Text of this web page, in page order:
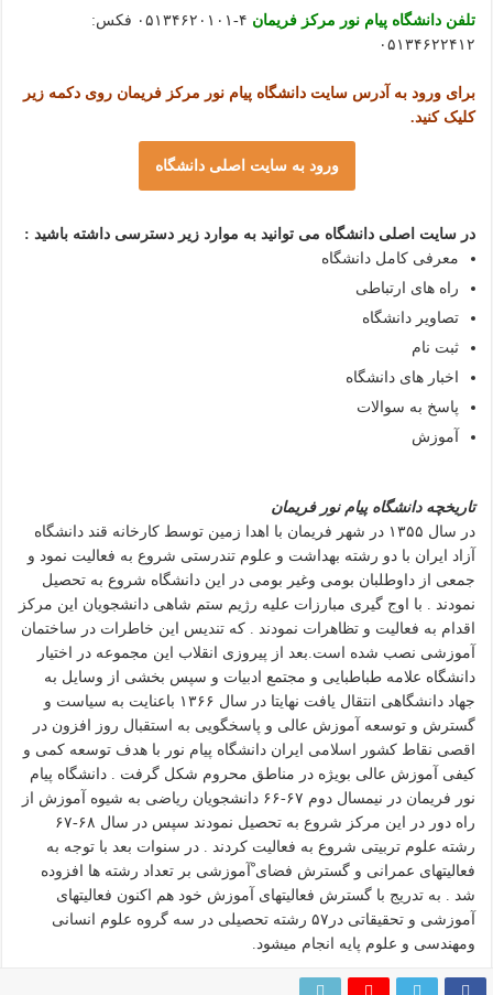
تلفن دانشگاه پیام نور مرکز فریمان
۴-۰۵۱۳۴۶۲۰۱۰۱ فکس:
۰۵۱۳۴۶۲۲۴۱۲
برای ورود به آدرس سایت دانشگاه پیام نور مرکز فریمان روی دکمه زیر
کلیک کنید.
ورود به سایت اصلی دانشگاه
در سایت اصلی دانشگاه می توانید به موارد زیر دسترسی داشته باشید :
معرفی کامل دانشگاه
راه های ارتباطی
تصاویر دانشگاه
ثبت نام
اخبار های دانشگاه
پاسخ به سوالات
آموزش
تاریخچه دانشگاه پیام نور فریمان
در سال ۱۳۵۵ در شهر فریمان با اهدا زمین توسط کارخانه قند دانشگاه
آزاد ایران با دو رشته بهداشت و علوم تندرستی شروع به فعالیت نمود و
جمعی از داوطلبان بومی وغیر بومی در این دانشگاه شروع به تحصیل
نمودند . با اوج گیری مبارزات علیه رژیم ستم شاهی دانشجویان این مرکز
اقدام به فعالیت و تظاهرات نمودند . که تندیس این خاطرات در ساختمان
آموزشی نصب شده است.بعد از پیروزی انقلاب این مجموعه در اختیار
دانشگاه علامه طباطبایی و مجتمع ادبیات و سپس بخشی از وسایل به
جهاد دانشگاهی انتقال یافت نهایتا در سال ۱۳۶۶ باعنایت به سیاست و
گسترش و توسعه آموزش عالی و پاسخگویی به استقبال روز افزون در
اقصی نقاط کشور اسلامی ایران دانشگاه پیام نور با هدف توسعه کمی و
کیفی آموزش عالی بویژه در مناطق محروم شکل گرفت . دانشگاه پیام
نور فریمان در نیمسال دوم ۶۷-۶۶ دانشجویان ریاضی به شیوه آموزش از
راه دور در این مرکز شروع به تحصیل نمودند سپس در سال ۶۸-۶۷
رشته علوم تربیتی شروع به فعالیت کردند . در سنوات بعد با توجه به
فعالیتهای عمرانی و گسترش فضای ْآموزشی بر تعداد رشته ها افزوده
شد . به تدریج با گسترش فعالیتهای آموزش خود هم اکنون فعالیتهای
آموزشی و تحقیقاتی در۵۷ رشته تحصیلی در سه گروه علوم انسانی
ومهندسی و علوم پایه انجام میشود.